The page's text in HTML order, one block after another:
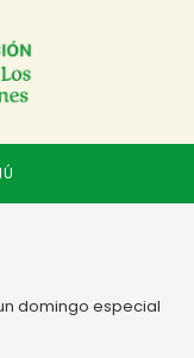
domingo especial